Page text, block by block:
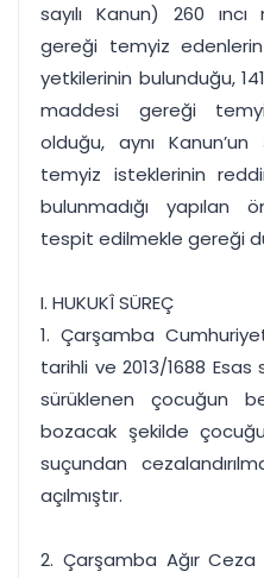
sayılı Kanun) 260
gereği temyiz
yetkilerinin bulunduğu,
maddesi gereği
olduğu, aynı
temyiz isteklerinin
bulunmadığı yapılan
tespit edilmekle gereği
I. HUKUKÎ SÜREÇ
1. Çarşamba Cumhuriyet
tarihli ve 2013/1688 Esas
sürüklenen çocuğun
bozacak şekilde
suçundan
açılmıştır.
2. Çarşamba Ağır Ceza